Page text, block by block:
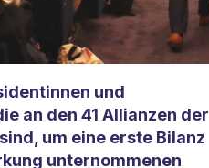
und
an den 41 Allianzen der
um eine erste Bilanz
unternommenen